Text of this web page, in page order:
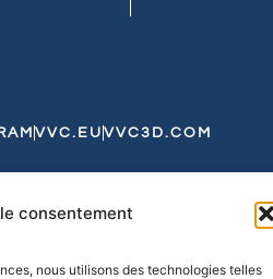
consentement
nous utilisons des technologies telles
VVC.EU VVC3D.COM
de CookiesExpédition et Livraison